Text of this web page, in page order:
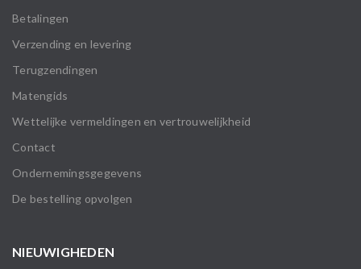
Betalingen
Verzending en levering
Terugzendingen
Matengids
Wettelijke vermeldingen en vertrouwelijkheid
Contact
Ondernemingsgegevens
De bestelling opvolgen
NIEUWIGHEDEN